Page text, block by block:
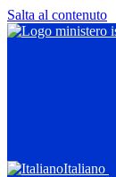
Salta al contenuto
Italiano